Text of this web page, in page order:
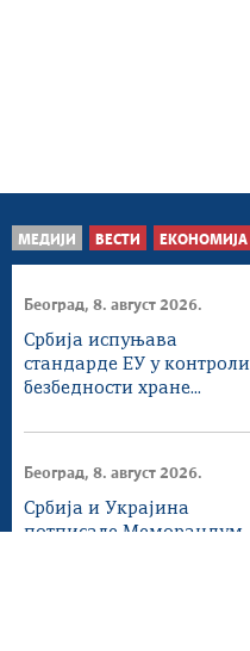
МЕДИЈИ ВЕСТИ ЕКОНОМИЈА
Београд, 8. август 2026.
Србија испуњава
стандарде ЕУ у контроли
безбедности хране...
Београд, 8. август 2026.
Србија и Украјина
потписале Меморандум